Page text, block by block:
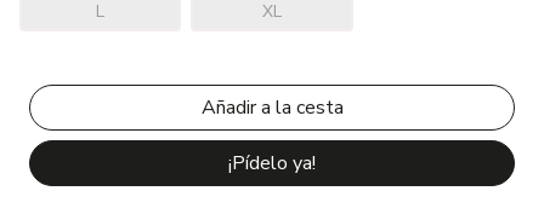
L XL
¡Pídelo ya!